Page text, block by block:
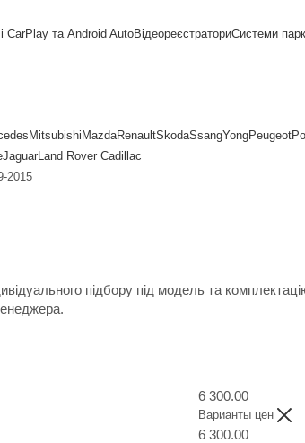
CarPlay та Android AutoВідеореєстраториСистеми
Mitsubishi MazdaRenaultSkodaSsangYongPeugeot
JaguarLand Rover Cadillac
2015
підбору під модель та
6 300.00
Варианты цен
6 300.00